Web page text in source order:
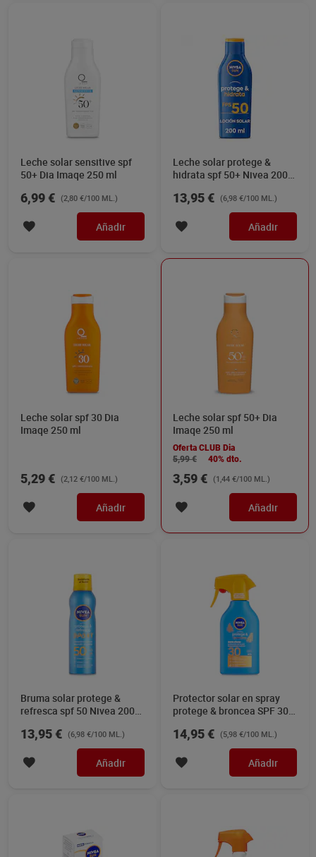
Leche solar sensitive spf
50+ Dia Imaqe 250 ml
6,99 € (2,80 €/100 ML.)
Añadir
Leche solar protege &
hidrata spf 50+ Nivea 200
13,95 € (6,98 €/100 ML.)
Añadir
Leche solar spf 30 Dia
Imaqe 250 ml
5,29 € (2,12 €/100 ML.)
Añadir
Leche solar spf 50+ Dia
Imaqe 250 ml
Oferta CLUB Dia
5,99 €
40% dto.
3,59 € (1,44 €/100 ML.)
Añadir
Bruma solar protege &
refresca spf 50 Nivea 200
13,95 € (6,98 €/100 ML.)
Añadir
Protector solar en spray
protege & broncea SPF 30
14,95 € (5,98 €/100 ML.)
Añadir